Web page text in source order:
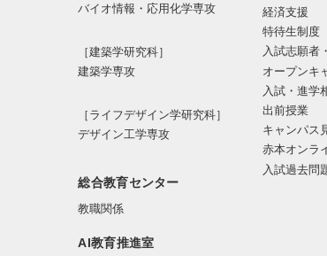
バイオ情報・応⽤化学専攻
［建築学研究科］
建築学専攻
［ライフデザイン学研究科］
デザイン工学専攻
総合教育センター
教職関係
AI教育推進室
経済支援
特待生制度
入試志願者
オープンキ
入試・進学
出前授業
キャンパス
赤本オンラ
入試過去問